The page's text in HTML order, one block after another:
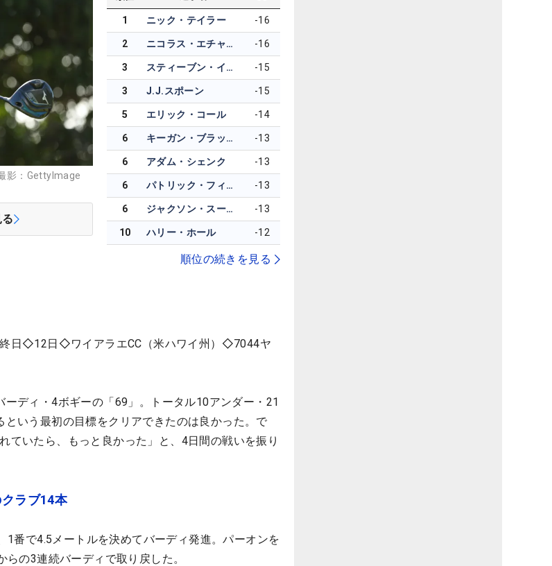
影：GettyImage
1 ニック・テイラー -16
2 ニコラス・エチャバリア -16
3 スティーブン・イェーガー -15
3 J.J.スポーン -15
5 エリック・コール -14
6 キーガン・ブラッドリー -13
6 アダム・シェンク -13
6 パトリック・フィッシュバーン -13
6 ジャクソン・スーバー -13
10 ハリー・ホール -12
順位の続きを見る
日◇12日◇ワイアラエCC（米ハワイ州）◇7044ヤ
ディ・4ボギーの「69」。トータル10アンダー・21
いう最初の目標をクリアできたのは良かった。で
ていたら、もっと良かった」と、4日間の戦いを振り
クラブ14本
番で4.5メートルを決めてバーディ発進。パーオンを
の3連続バーディで取り戻した。